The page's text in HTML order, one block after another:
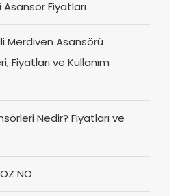
Asansör Fiyatları
Merdiven Asansörü
Fiyatları ve Kullanım
Nedir? Fiyatları ve
NO